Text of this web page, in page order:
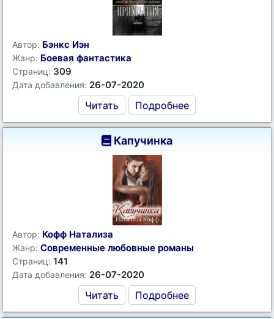
Автор: Бэнкс Иэн
Жанр: Боевая фантастика
Страниц: 309
Дата добавления: 26-07-2020
Читать Подробнее
Капучинка
Автор: Кофф Натализа
Жанр: Современные любовные романы
Страниц: 141
Дата добавления: 26-07-2020
Читать Подробнее